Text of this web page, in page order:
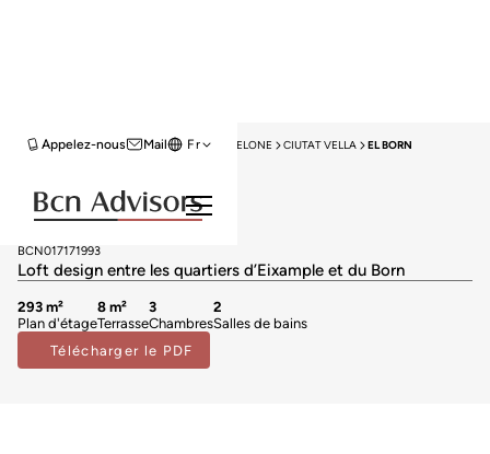
Mail
Appelez-nous Fr
HOME PENTHOUSES À VENDRE BARCELONE CIUTAT VELLA EL BORN
Télécharger le PDF
Penthouses à vendre à El Born
BCN017171993
Loft design entre les quartiers d’Eixample et du Born
293 m²
Plan d'étage
8 m²
Terrasse
3
Chambres
2
Salles de bains